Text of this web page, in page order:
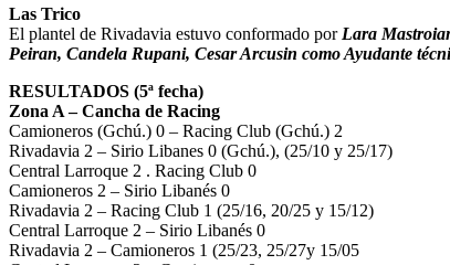
Las Trico
El plantel de Rivadavia estuvo conformado por Lara
Peiran, Candela Rupani, Cesar Arcusin como Ayudante
RESULTADOS (5ª fecha)
Zona A – Cancha de Racing
Camioneros (Gchú.) 0 – Racing Club (Gchú.) 2
Rivadavia 2 – Sirio Libanes 0 (Gchú.), (25/10 y 25/17)
Central Larroque 2 . Racing Club 0
Camioneros 2 – Sirio Libanés 0
Rivadavia 2 – Racing Club 1 (25/16, 20/25 y 15/12)
Central Larroque 2 – Sirio Libanés 0
Rivadavia 2 – Camioneros 1 (25/23, 25/27y 15/05